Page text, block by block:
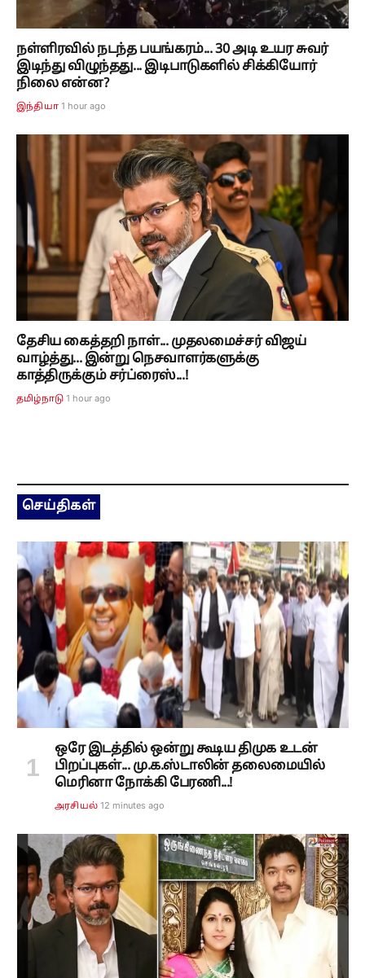
நள்ளிரவில் நடந்த பயங்கரம்... 30 அடி உயர சுவர்
இடிந்து விழுந்தது... இடிபாடுகளில் சிக்கியோர்
நிலை என்ன?
இந்தியா 1 hour ago
தேசிய கைத்தறி நாள்... முதலமைச்சர் விஜய்
வாழ்த்து... இன்று நெசவாளர்களுக்கு
காத்திருக்கும் சர்ப்ரைஸ்...!
தமிழ்நாடு 1 hour ago
செய்திகள்
ஒரே இடத்தில் ஒன்று கூடிய திமுக உடன்
பிறப்புகள்... மு.க.ஸ்டாலின் தலைமையில்
மெரினா நோக்கி பேரணி...!
அரசியல் 12 minutes ago